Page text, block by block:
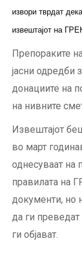
извори тврдат
извештајот на
Препораките
јасни одредби
донациите на
на нивните
Извештајот
во март
однесуваат на
правилата на
документи, но
да ги преведат
ги објават.